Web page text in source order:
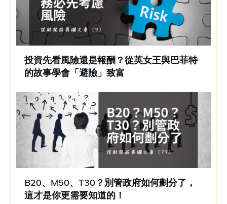
投資先看風險還是報酬？從英女王與巴菲特
的故事學會「避險」致富
B20、M50、T30？別管政府如何劃分了，
這才是你更需要知道的！